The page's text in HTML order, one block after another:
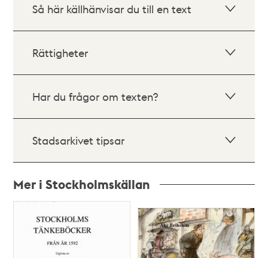
Så här källhänvisar du till en text
Rättigheter
Har du frågor om texten?
Stadsarkivet tipsar
Mer i Stockholmskällan
poster